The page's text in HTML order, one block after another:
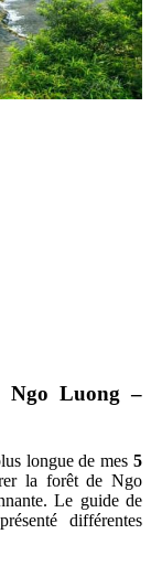
Luong –
longue de mes 5
la forêt de Ngo
Le guide de
différentes